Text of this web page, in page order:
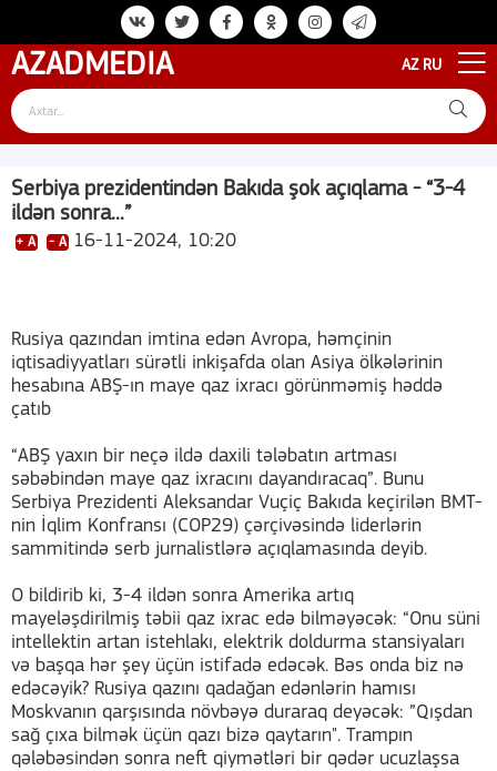
AZADMEDIA AZ RU
Serbiya prezidentindən Bakıda şok açıqlama - “3-4
ildən sonra...”
+ A - A 16-11-2024, 10:20
Rusiya qazından imtina edən Avropa, həmçinin
iqtisadiyyatları sürətli inkişafda olan Asiya ölkələrinin
hesabına ABŞ-ın maye qaz ixracı görünməmiş həddə
çatıb
“ABŞ yaxın bir neçə ildə daxili tələbatın artması
səbəbindən maye qaz ixracını dayandıracaq”. Bunu
Serbiya Prezidenti Aleksandar Vuçiç Bakıda keçirilən BMT-
nin İqlim Konfransı (COP29) çərçivəsində liderlərin
sammitində serb jurnalistlərə açıqlamasında deyib.
O bildirib ki, 3-4 ildən sonra Amerika artıq
mayeləşdirilmiş təbii qaz ixrac edə bilməyəcək: “Onu süni
intellektin artan istehlakı, elektrik doldurma stansiyaları
və başqa hər şey üçün istifadə edəcək. Bəs onda biz nə
edəcəyik? Rusiya qazını qadağan edənlərin hamısı
Moskvanın qarşısında növbəyə duraraq deyəcək: ”Qışdan
sağ çıxa bilmək üçün qazı bizə qaytarın". Trampın
qələbəsindən sonra neft qiymətləri bir qədər ucuzlaşsa